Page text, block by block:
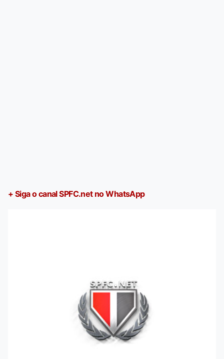
+ Siga o canal SPFC.net no WhatsApp